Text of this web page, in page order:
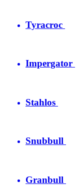
Tyracroc
Impergator
Stahlos
Snubbull
Granbull